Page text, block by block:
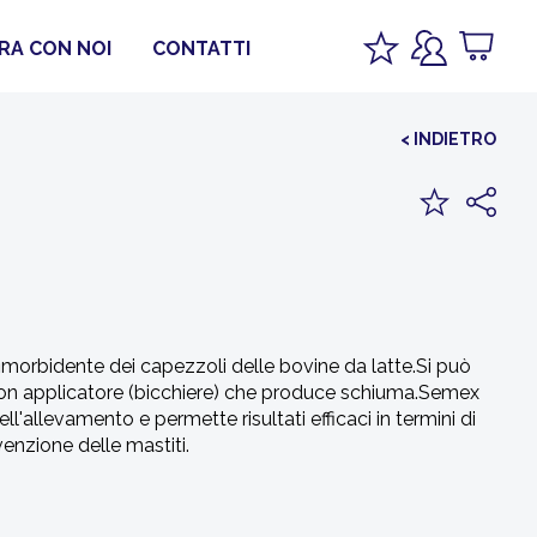
CON NOI CONTATTI
< INDIETRO
dei capezzoli delle bovine da latte.Si può
applicatore (bicchiere) che produce schiuma.Semex
e permette risultati efficaci in termini di
delle mastiti.